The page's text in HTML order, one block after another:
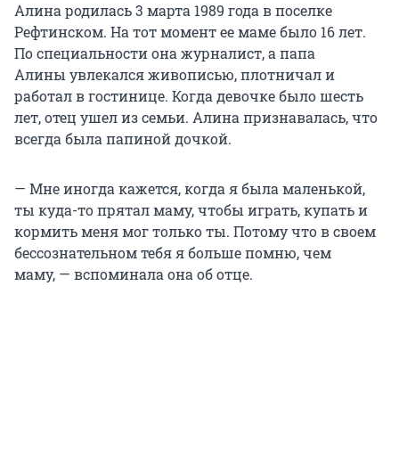
Алина родилась 3 марта 1989 года в поселке
Рефтинском. На тот момент ее маме было 16 лет.
По специальности она журналист, а папа
Алины увлекался живописью, плотничал и
работал в гостинице. Когда девочке было шесть
лет, отец ушел из семьи. Алина признавалась, что
всегда была папиной дочкой.
— Мне иногда кажется, когда я была маленькой,
ты куда-то прятал маму, чтобы играть, купать и
кормить меня мог только ты. Потому что в своем
бессознательном тебя я больше помню, чем
маму, — вспоминала она об отце.